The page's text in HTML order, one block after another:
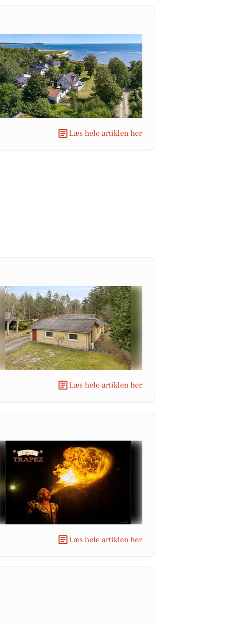
Læs hele artiklen her
Læs hele artiklen her
Læs hele artiklen her